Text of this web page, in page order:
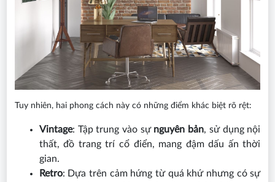
Tuy nhiên, hai phong cách này có những điểm khác biệt rõ rệt:
Vintage: Tập trung vào sự nguyên bản, sử dụng nội
thất, đồ trang trí cổ điển, mang đậm dấu ấn thời
gian.
Retro: Dựa trên cảm hứng từ quá khứ nhưng có sự